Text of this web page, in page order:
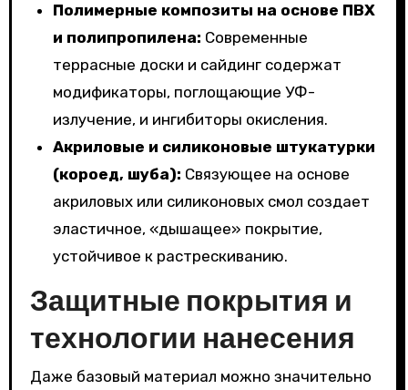
Полимерные композиты на основе ПВХ
и полипропилена: Современные
террасные доски и сайдинг содержат
модификаторы, поглощающие УФ-
излучение, и ингибиторы окисления.
Акриловые и силиконовые штукатурки
(короед, шуба): Связующее на основе
акриловых или силиконовых смол создает
эластичное, «дышащее» покрытие,
устойчивое к растрескиванию.
Защитные покрытия и
технологии нанесения
Даже базовый материал можно значительно